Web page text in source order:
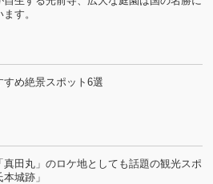
す。
すめ絶景スポット6選
真田丸」のロケ地としても話題の観光スポ
城跡」